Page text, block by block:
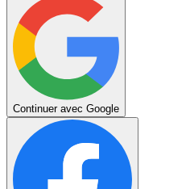
Continuer avec Google